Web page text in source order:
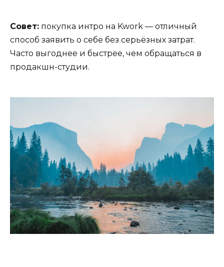
Совет: покупка интро на Kwork — отличный
способ заявить о себе без серьёзных затрат.
Часто выгоднее и быстрее, чем обращаться в
продакшн-студии.